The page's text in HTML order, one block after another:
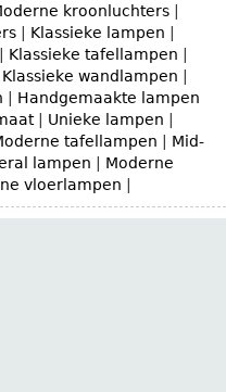
kroonluchters
Klassieke lampen
Klassieke tafellampen
Klassieke wandlampen
Handgemaakte lampen
| Unieke lampen
tafellampen
Mid-
lampen
Moderne
vloerlampen